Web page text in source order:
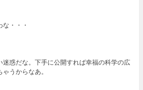
・・・
迷惑だな。下手に公開すれば幸福の科学の広
うからなあ。